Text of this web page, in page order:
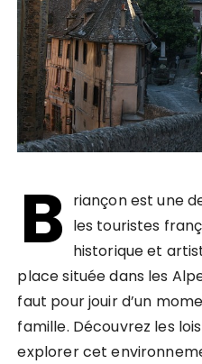
B riançon est une
les touristes
historique et
place située dans les
faut pour jouir d’un
famille. Découvrez les
explorer cet